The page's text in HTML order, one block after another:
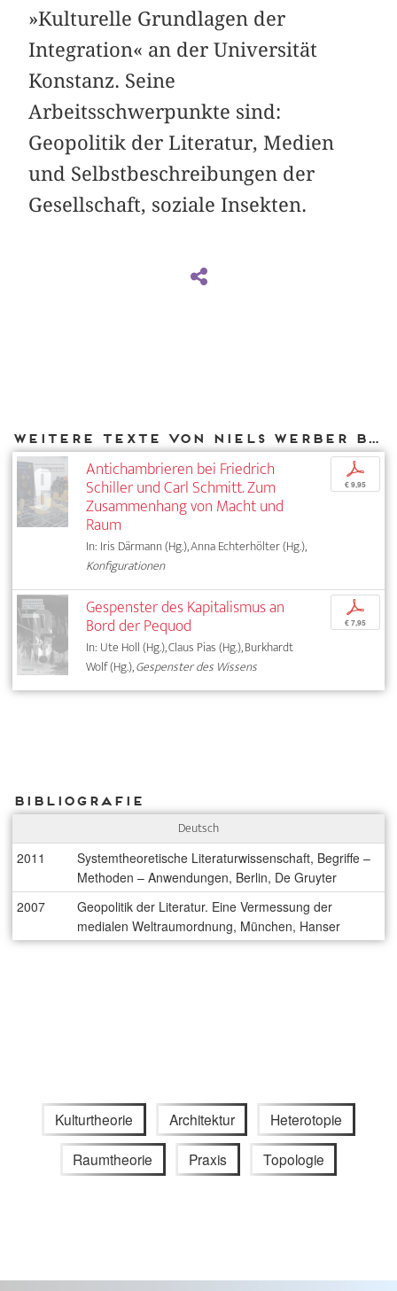
»Kulturelle Grundlagen der
Integration« an der Universität
Konstanz. Seine
Arbeitsschwerpunkte sind:
Geopolitik der Literatur, Medien
und Selbstbeschreibungen der
Gesellschaft, soziale Insekten.
Weitere Texte von Niels Werber bei DIAPHANES
Antichambrieren bei Friedrich
Schiller und Carl Schmitt. Zum
Zusammenhang von Macht und
Raum
In: Iris Därmann (Hg.), Anna Echterhölter (Hg.),
Konfigurationen
p
€ 9,95
Gespenster des Kapitalismus an
Bord der Pequod
In: Ute Holl (Hg.), Claus Pias (Hg.), Burkhardt
Wolf (Hg.),Gespenster des Wissens
p
€ 7,95
Bibliografie
Deutsch
2011
Systemtheoretische Literaturwissenschaft, Begriffe –
Methoden – Anwendungen, Berlin, De Gruyter
2007
Geopolitik der Literatur. Eine Vermessung der
medialen Weltraumordnung, München, Hanser
Kulturtheorie Architektur Heterotopie
Raumtheorie Praxis Topologie